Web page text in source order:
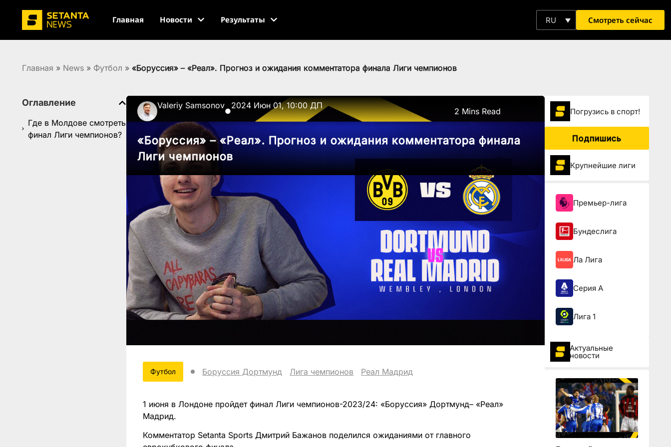
Главная Новости Результаты RU Смотреть сейчас
Главная » News » Футбол » «Боруссия» – «Реал». Прогноз и ожидания комментатора финала Лиги чемпионов
Оглавление
Где в Молдове смотреть
финал Лиги чемпионов?
Valeriy Samsonov
●
2024 Июн 01, 10:00 ДП
2 Mins Read
«Боруссия» – «Реал». Прогноз и ожидания комментатора финала
Лиги чемпионов
Футбол Боруссия Дортмунд Лига чемпионов Реал Мадрид
1 июня в Лондоне пройдет финал Лиги чемпионов-2023/24: «Боруссия» Дортмунд– «Реал»
Мадрид.
Комментатор Setanta Sports Дмитрий Бажанов поделился ожиданиями от главного
Погрузиcь в спорт!
Подпишись
Крупнейшие лиги
Премьер-лига
Бундеслига
Ла Лига
Серия А
Лига 1
Актуальные
новости